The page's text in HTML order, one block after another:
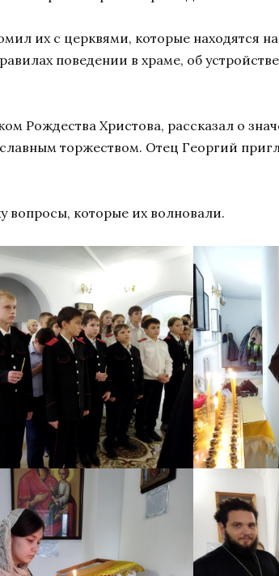
их с церквями, которые находятся
поведении в храме, об
Рождества Христова, рассказал о
торжеством. Отец Георгий
вопросы, которые их волновали.